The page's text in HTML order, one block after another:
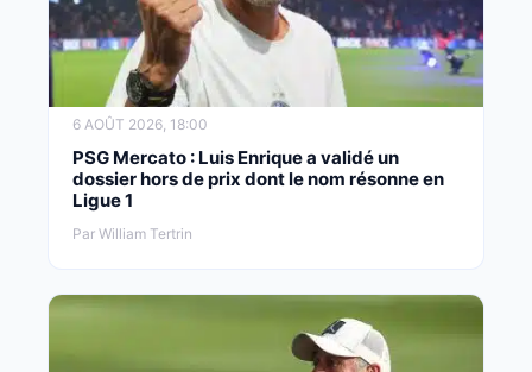
6 AOÛT 2026, 18:00
PSG Mercato : Luis Enrique a validé un
dossier hors de prix dont le nom résonne en
Ligue 1
Par William Tertrin